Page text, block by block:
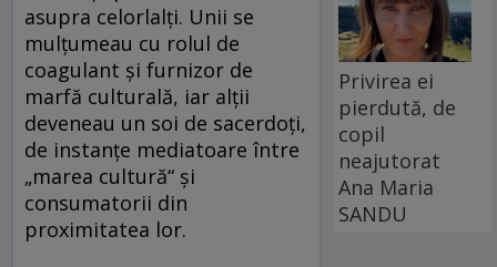
asupra celorlalţi. Unii se
mulţumeau cu rolul de
coagulant şi furnizor de
marfă culturală, iar alţii
deveneau un soi de sacerdoţi,
de instanţe mediatoare între
„marea cultură“ şi
consumatorii din
proximitatea lor.
Privirea ei
pierdută, de
copil
neajutorat
Ana Maria
SANDU